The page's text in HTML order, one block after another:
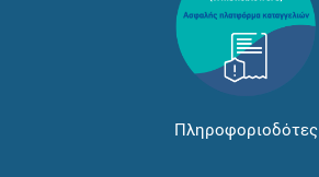
Πληροφοριοδότες